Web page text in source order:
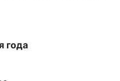
года